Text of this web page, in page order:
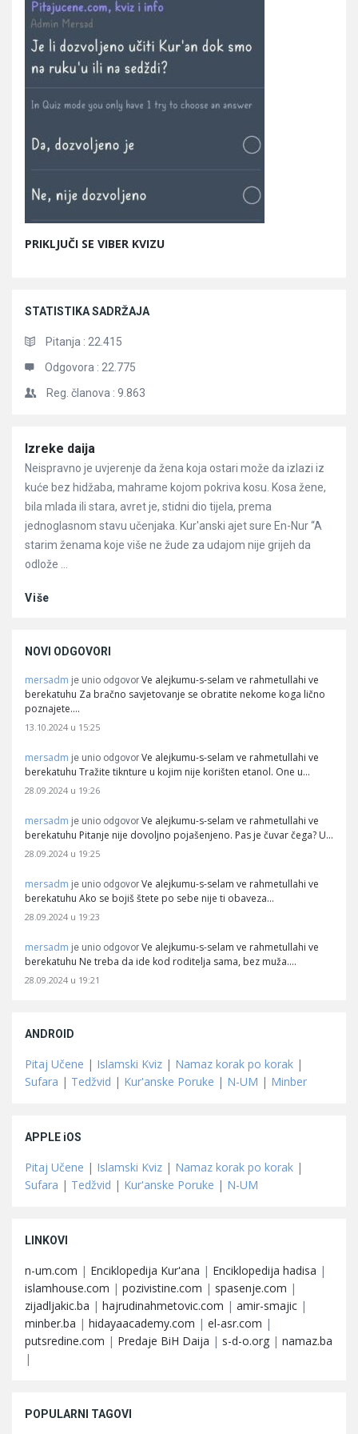
PRIKLJUČI SE VIBER KVIZU
STATISTIKA SADRŽAJA
Pitanja : 22.415
Odgovora : 22.775
Reg. članova : 9.863
Članci
Izreke daija
Neispravno je uvjerenje da žena koja ostari može da izlazi iz
kuće bez hidžaba, mahrame kojom pokriva kosu. Kosa žene,
bila mlada ili stara, avret je, stidni dio tijela, prema
jednoglasnom stavu učenjaka. Kur'anski ajet sure En-Nur “A
starim ženama koje više ne žude za udajom nije grijeh da
odlože ...
Više
NOVI ODGOVORI
mersadm je unio odgovor Ve alejkumu-s-selam ve rahmetullahi ve
berekatuhu Za bračno savjetovanje se obratite nekome koga lično
poznajete.…
13.10.2024 u 15:25
mersadm je unio odgovor Ve alejkumu-s-selam ve rahmetullahi ve
berekatuhu Tražite tiknture u kojim nije korišten etanol. One u…
28.09.2024 u 19:26
mersadm je unio odgovor Ve alejkumu-s-selam ve rahmetullahi ve
berekatuhu Pitanje nije dovoljno pojašenjeno. Pas je čuvar čega? U…
28.09.2024 u 19:25
mersadm je unio odgovor Ve alejkumu-s-selam ve rahmetullahi ve
berekatuhu Ako se bojiš štete po sebe nije ti obaveza…
28.09.2024 u 19:23
mersadm je unio odgovor Ve alejkumu-s-selam ve rahmetullahi ve
berekatuhu Ne treba da ide kod roditelja sama, bez muža.…
28.09.2024 u 19:21
ANDROID
Pitaj Učene | Islamski Kviz | Namaz korak po korak |
Sufara | Tedžvid | Kur'anske Poruke | N-UM | Minber
APPLE iOS
Pitaj Učene | Islamski Kviz | Namaz korak po korak |
Sufara | Tedžvid | Kur'anske Poruke | N-UM
LINKOVI
n-um.com | Enciklopedija Kur'ana | Enciklopedija hadisa |
islamhouse.com | pozivistine.com | spasenje.com |
zijadljakic.ba | hajrudinahmetovic.com | amir-smajic |
minber.ba | hidayaacademy.com | el-asr.com |
putsredine.com | Predaje BiH Daija | s-d-o.org | namaz.ba
|
POPULARNI TAGOVI